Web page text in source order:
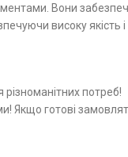
Вони
високу якість і
потреб!
готові